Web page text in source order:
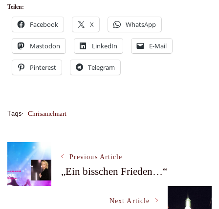
Teilen:
Facebook X WhatsApp
Mastodon LinkedIn E-Mail
Pinterest Telegram
Tags: Chrisamelmart
Post
Navigation
Previous Article
„Ein bisschen Frieden…“
Next Article